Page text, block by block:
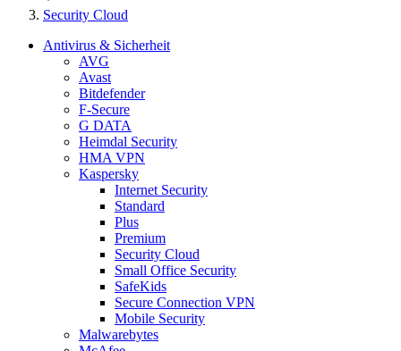
Security Cloud
Antivirus & Sicherheit
AVG
Avast
Bitdefender
F-Secure
G DATA
Heimdal Security
HMA VPN
Kaspersky
Internet Security
Standard
Plus
Premium
Security Cloud
Small Office Security
SafeKids
Secure Connection VPN
Mobile Security
Malwarebytes